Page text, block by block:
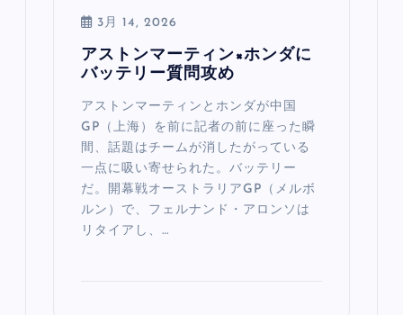
3月 14, 2026
アストンマーティン×ホンダに
バッテリー質問攻め
アストンマーティンとホンダが中国
GP（上海）を前に記者の前に座った瞬
間、話題はチームが消したがっている
一点に吸い寄せられた。バッテリー
だ。開幕戦オーストラリアGP（メルボ
ルン）で、フェルナンド・アロンソは
リタイアし、…